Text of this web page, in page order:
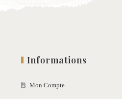
Informations
Mon Compte